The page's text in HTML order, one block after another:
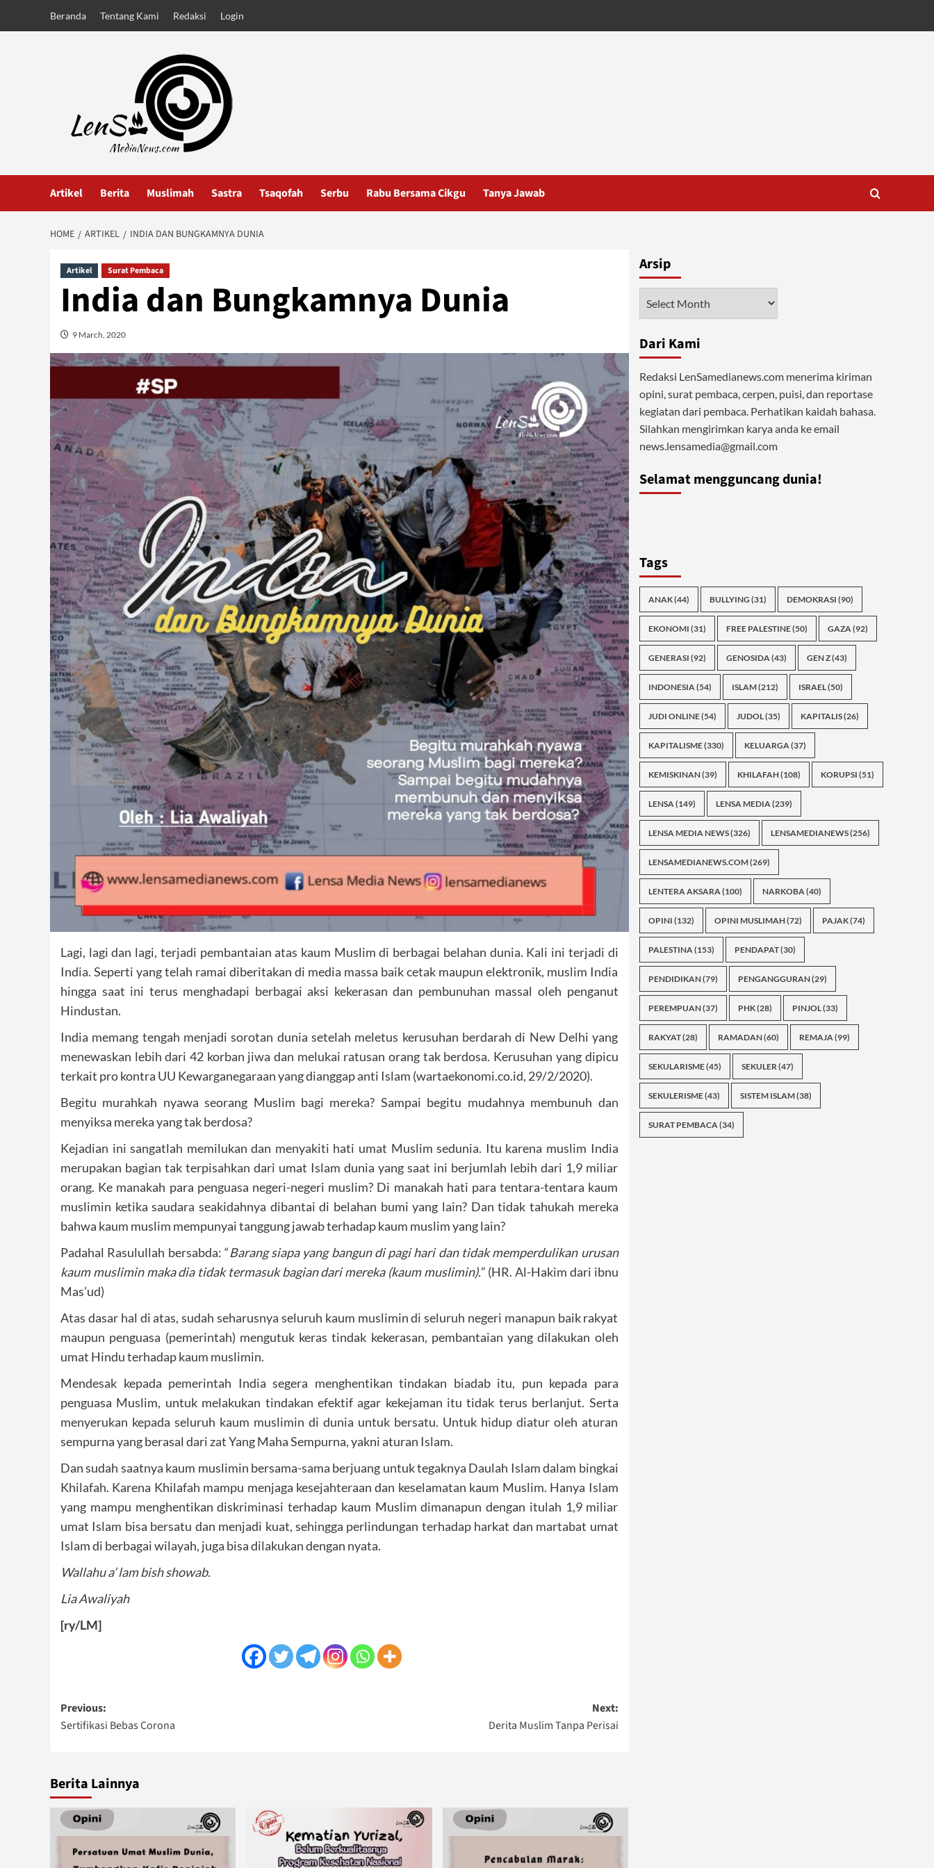
Beranda Tentang Kami Redaksi Login
Artikel Berita Muslimah Sastra Tsaqofah Serbu Rabu Bersama Cikgu Tanya Jawab
HOME ARTIKEL INDIA DAN BUNGKAMNYA DUNIA
Artikel Surat Pembaca
India dan Bungkamnya Dunia
9 March, 2020
Lagi, lagi dan lagi, terjadi pembantaian atas kaum Muslim di berbagai belahan dunia. Kali ini terjadi di
India. Seperti yang telah ramai diberitakan di media massa baik cetak maupun elektronik, muslim India
hingga saat ini terus menghadapi berbagai aksi kekerasan dan pembunuhan massal oleh penganut
Hindustan.
India memang tengah menjadi sorotan dunia setelah meletus kerusuhan berdarah di New Delhi yang
menewaskan lebih dari 42 korban jiwa dan melukai ratusan orang tak berdosa. Kerusuhan yang dipicu
terkait pro kontra UU Kewarganegaraan yang dianggap anti Islam (wartaekonomi.co.id, 29/2/2020).
Begitu murahkah nyawa seorang Muslim bagi mereka? Sampai begitu mudahnya membunuh dan
menyiksa mereka yang tak berdosa?
Kejadian ini sangatlah memilukan dan menyakiti hati umat Muslim sedunia. Itu karena muslim India
merupakan bagian tak terpisahkan dari umat Islam dunia yang saat ini berjumlah lebih dari 1,9 miliar
orang. Ke manakah para penguasa negeri-negeri muslim? Di manakah hati para tentara-tentara kaum
muslimin ketika saudara seakidahnya dibantai di belahan bumi yang lain? Dan tidak tahukah mereka
bahwa kaum muslim mempunyai tanggung jawab terhadap kaum muslim yang lain?
Padahal Rasulullah bersabda: “Barang siapa yang bangun di pagi hari dan tidak memperdulikan urusan
kaum muslimin maka dia tidak termasuk bagian dari mereka (kaum muslimin).” (HR. Al-Hakim dari ibnu
Mas’ud)
Atas dasar hal di atas, sudah seharusnya seluruh kaum muslimin di seluruh negeri manapun baik rakyat
maupun penguasa (pemerintah) mengutuk keras tindak kekerasan, pembantaian yang dilakukan oleh
umat Hindu terhadap kaum muslimin.
Mendesak kepada pemerintah India segera menghentikan tindakan biadab itu, pun kepada para
penguasa Muslim, untuk melakukan tindakan efektif agar kekejaman itu tidak terus berlanjut. Serta
menyerukan kepada seluruh kaum muslimin di dunia untuk bersatu. Untuk hidup diatur oleh aturan
sempurna yang berasal dari zat Yang Maha Sempurna, yakni aturan Islam.
Dan sudah saatnya kaum muslimin bersama-sama berjuang untuk tegaknya Daulah Islam dalam bingkai
Khilafah. Karena Khilafah mampu menjaga kesejahteraan dan keselamatan kaum Muslim. Hanya Islam
yang mampu menghentikan diskriminasi terhadap kaum Muslim dimanapun dengan itulah 1,9 miliar
umat Islam bisa bersatu dan menjadi kuat, sehingga perlindungan terhadap harkat dan martabat umat
Islam di berbagai wilayah, juga bisa dilakukan dengan nyata.
Wallahu a’ lam bish showab.
Lia Awaliyah
[ry/LM]
Post
navigation
Previous:
Sertifikasi Bebas Corona
Next:
Derita Muslim Tanpa Perisai
Berita Lainnya
Arsip
Dari Kami
Redaksi LenSamedianews.com menerima kiriman
opini, surat pembaca, cerpen, puisi, dan reportase
kegiatan dari pembaca. Perhatikan kaidah bahasa.
Silahkan mengirimkan karya anda ke email
news.lensamedia@gmail.com
Selamat mengguncang dunia!
Tags
ANAK(44) BULLYING (31) DEMOKRASI (90)
EKONOMI (31) FREE PALESTINE(50) GAZA(92)
GENERASI (92) GENOSIDA(43) GEN Z(43)
INDONESIA(54) ISLAM(212) ISRAEL(50)
JUDI ONLINE(54) JUDOL(35) KAPITALIS(26)
KAPITALISME(330) KELUARGA(37)
KEMISKINAN(39) KHILAFAH(108) KORUPSI (51)
LENSA(149) LENSA MEDIA(239)
LENSA MEDIA NEWS(326) LENSAMEDIANEWS(256)
LENSAMEDIANEWS.COM(269)
LENTERA AKSARA(100) NARKOBA(40)
OPINI (132) OPINI MUSLIMAH(72) PAJAK(74)
PALESTINA(153) PENDAPAT(30)
PENDIDIKAN(79) PENGANGGURAN(29)
PEREMPUAN(37) PHK(28) PINJOL(33)
RAKYAT(28) RAMADAN(60) REMAJA(99)
SEKULARISME(45) SEKULER(47)
SEKULERISME(43) SISTEM ISLAM(38)
SURAT PEMBACA(34)